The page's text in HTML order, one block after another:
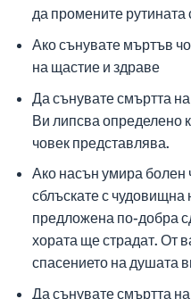
да промените рутината
Ако сънувате мъртъв
на щастие и здраве
Да сънувате смъртта
Ви липсва определено
човек представлява.
Ако насън умира
сблъскате с
предложена по-добра
хората ще страдат. От
спасението на душата
Да сънувате смъртта